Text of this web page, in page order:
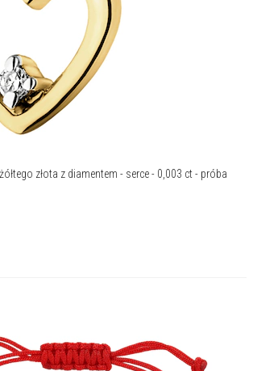
złota z diamentem - serce - 0,003 ct - próba